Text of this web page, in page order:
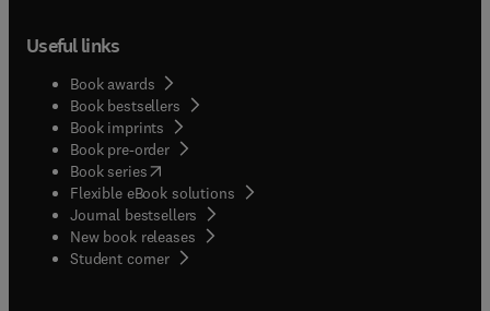
Useful links
Book awards
Book bestsellers
Book imprints
Book pre-order
Book series(opens in new tab/window
Flexible eBook solutions
Journal bestsellers
New book releases
Student corner( opens in new tab/window